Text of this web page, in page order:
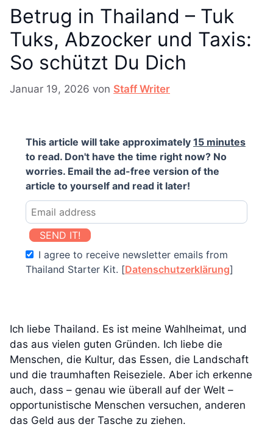
Betrug in Thailand – Tuk
Tuks, Abzocker und Taxis:
So schützt Du Dich
Januar 19, 2026 von Staff Writer
This article will take approximately 15 minutes
to read. Don't have the time right now? No
worries. Email the ad-free version of the
article to yourself and read it later!
SEND IT!
I agree to receive newsletter emails from
Thailand Starter Kit. [Datenschutzerklärung]
Ich liebe Thailand. Es ist meine Wahlheimat, und
das aus vielen guten Gründen. Ich liebe die
Menschen, die Kultur, das Essen, die Landschaft
und die traumhaften Reiseziele. Aber ich erkenne
auch, dass – genau wie überall auf der Welt –
opportunistische Menschen versuchen, anderen
das Geld aus der Tasche zu ziehen.